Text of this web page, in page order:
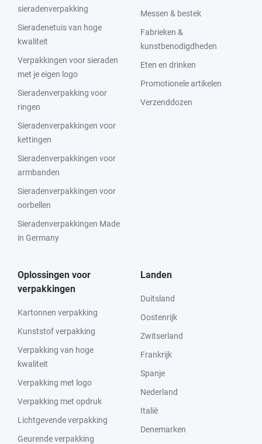
sieradenverpakking
Sieradenetuis van hoge
kwaliteit
Verpakkingen voor sieraden
met je eigen logo
Sieradenverpakking voor
ringen
Sieradenverpakkingen voor
kettingen
Sieradenverpakkingen voor
armbanden
Sieradenverpakkingen voor
oorbellen
Sieradenverpakkingen Made
in Germany
Messen & bestek
Fabrieken &
kunstbenodigdheden
Eten en drinken
Promotionele artikelen
Verzenddozen
Oplossingen voor
verpakkingen
Kartonnen verpakking
Kunststof verpakking
Verpakking van hoge
kwaliteit
Verpakking met logo
Verpakking met opdruk
Lichtgevende verpakking
Geurende verpakking
Landen
Duitsland
Oostenrijk
Zwitserland
Frankrijk
Spanje
Nederland
Italië
Denemarken